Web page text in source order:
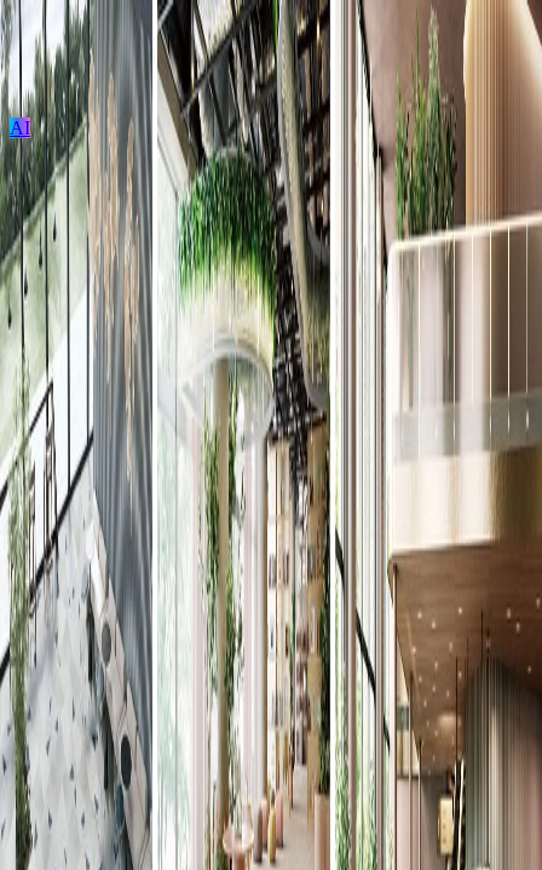
AI
ログイン / 新規登録
プロジェクト投稿
建築を探す
建材を探す
家具を探す
メーカーを探す
TECTUREとは？
サービスの使い方
ロイヤルストーン
（450mm×450mm）
ロイヤルストーン（450mm×450mm）
品番:
PST3141
ブランド:
東リ
メーカー
東リ株式会社